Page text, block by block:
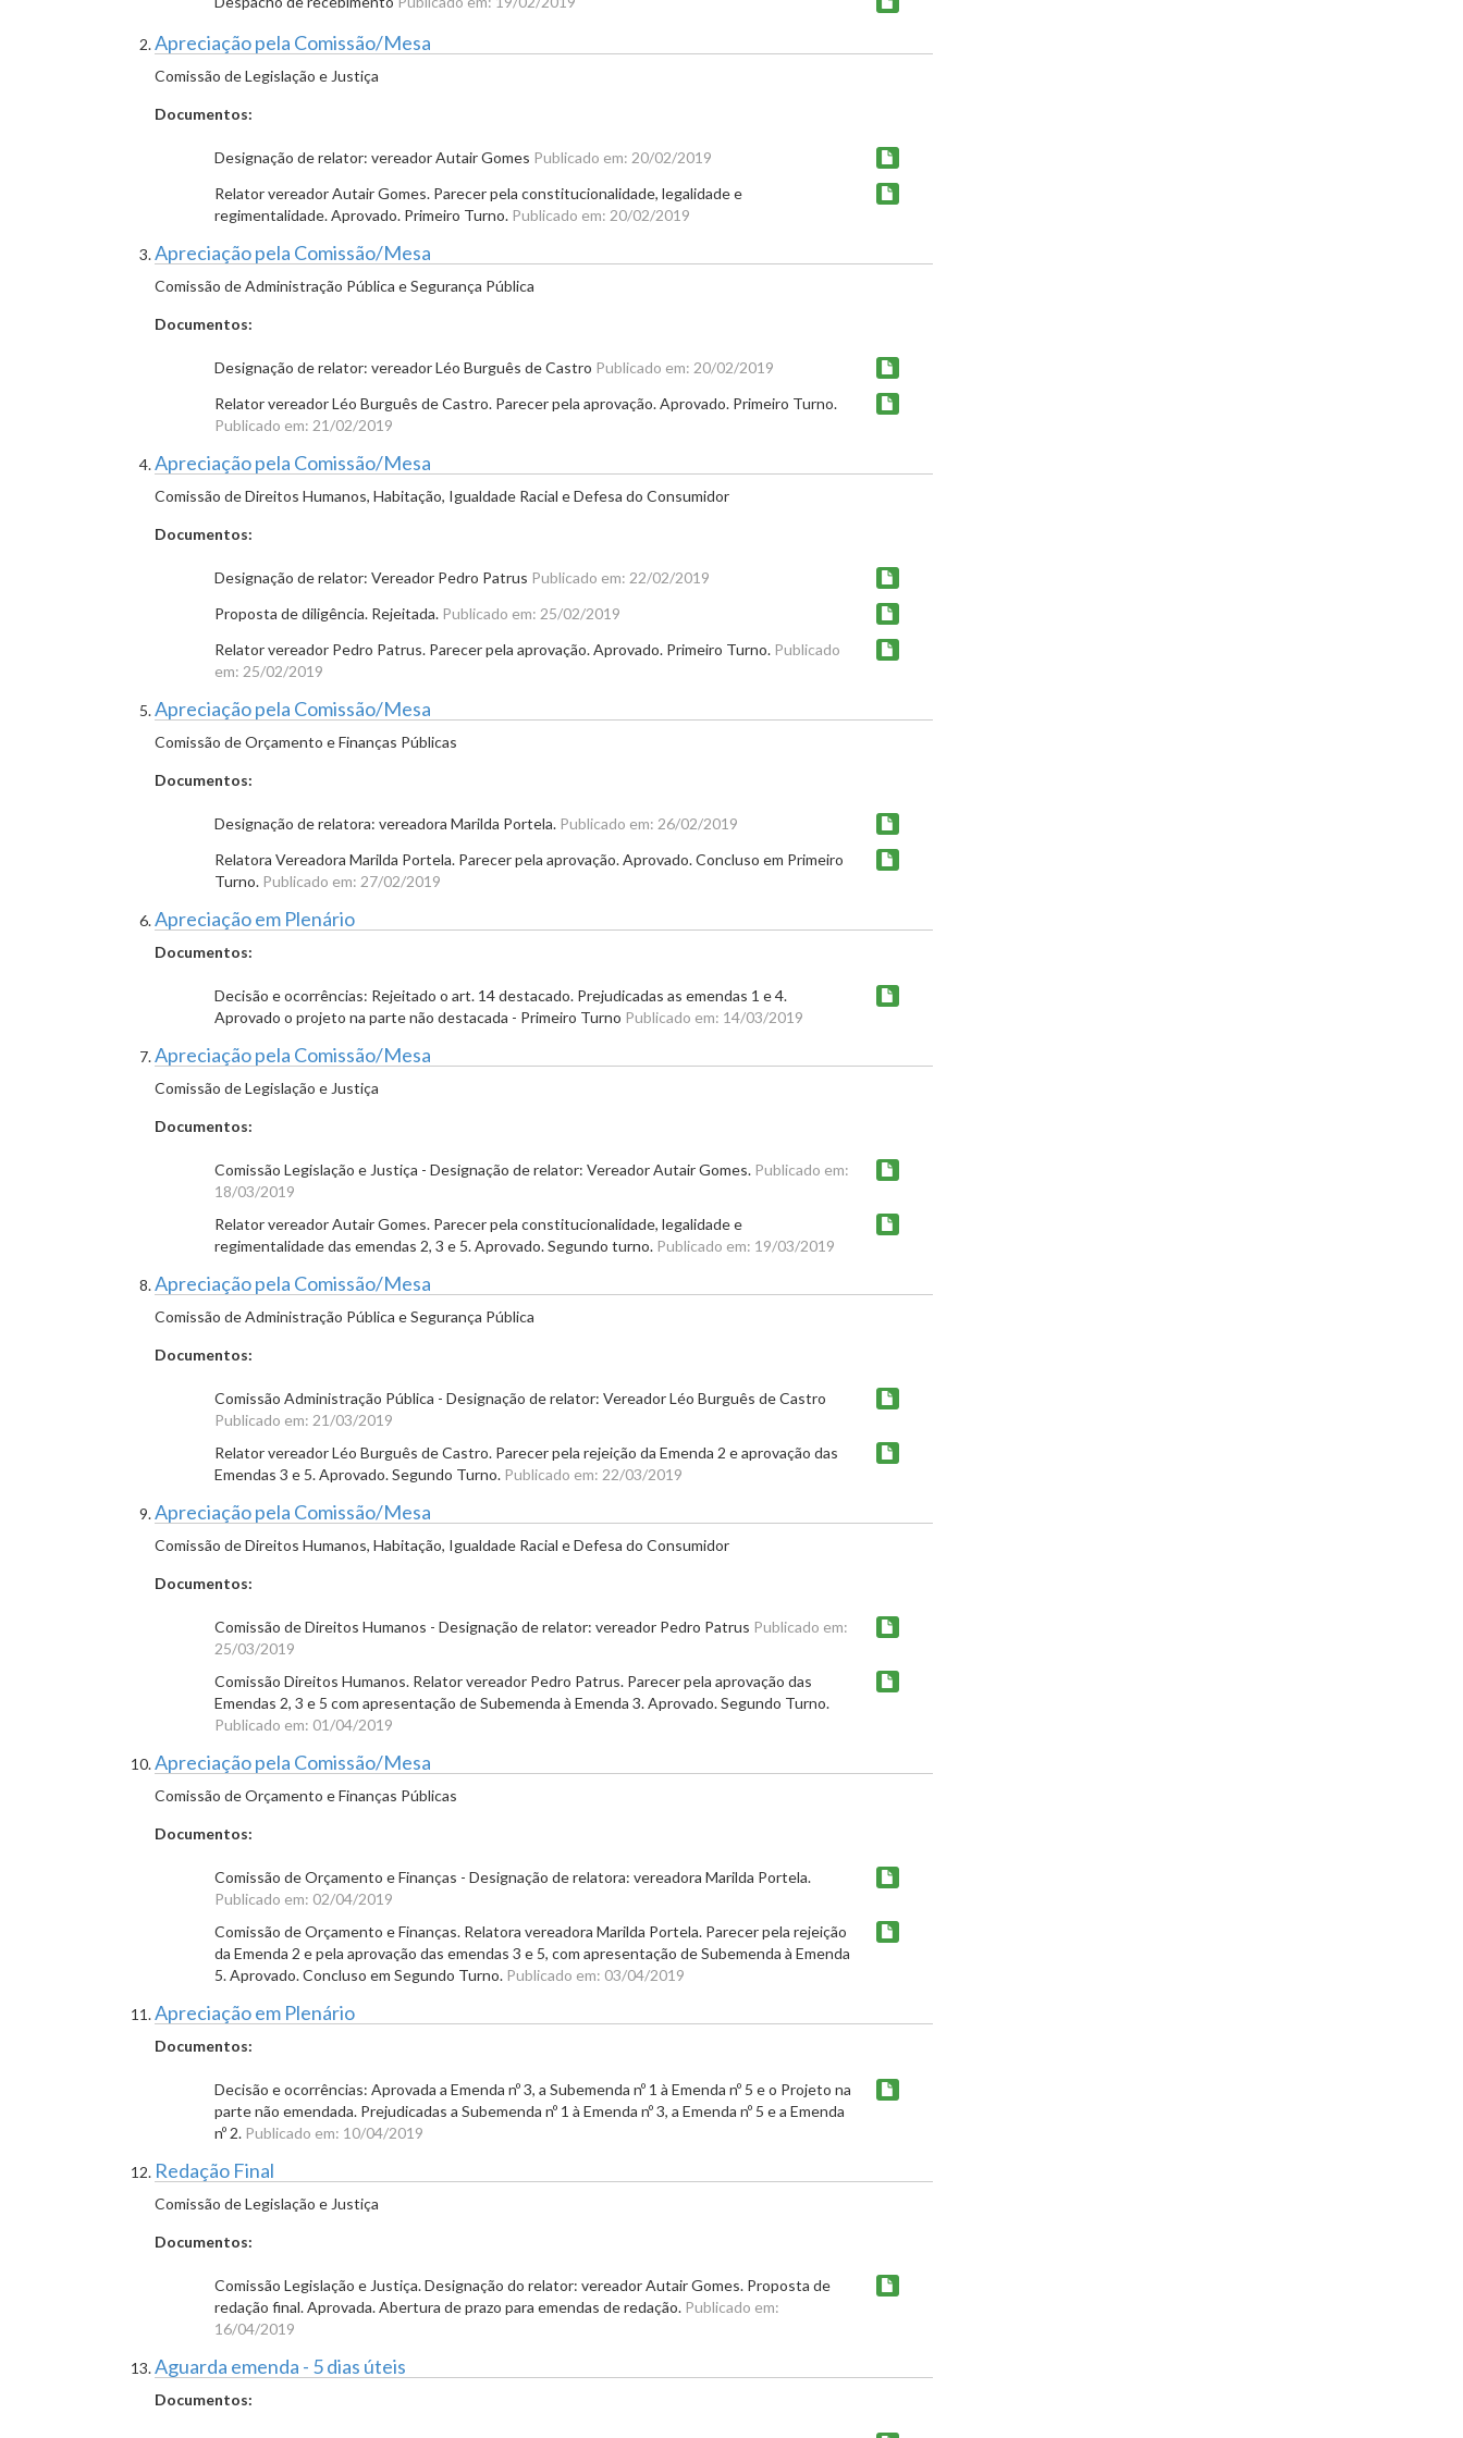
Apreciação pela Comissão/Mesa
Comissão de Legislação e Justiça
Documentos:
Designação de relator: vereador Autair Gomes Publicado em: 20/02/2019
Relator vereador Autair Gomes. Parecer pela constitucionalidade, legalidade e
regimentalidade. Aprovado. Primeiro Turno. Publicado em: 20/02/2019
Apreciação pela Comissão/Mesa
Comissão de Administração Pública e Segurança Pública
Documentos:
Designação de relator: vereador Léo Burguês de Castro Publicado em: 20/02/2019
Relator vereador Léo Burguês de Castro. Parecer pela aprovação. Aprovado. Primeiro Turno.
Publicado em: 21/02/2019
Apreciação pela Comissão/Mesa
Comissão de Direitos Humanos, Habitação, Igualdade Racial e Defesa do Consumidor
Documentos:
Designação de relator: Vereador Pedro Patrus Publicado em: 22/02/2019
Proposta de diligência. Rejeitada. Publicado em: 25/02/2019
Relator vereador Pedro Patrus. Parecer pela aprovação. Aprovado. Primeiro Turno. Publicado
em: 25/02/2019
Apreciação pela Comissão/Mesa
Comissão de Orçamento e Finanças Públicas
Documentos:
Designação de relatora: vereadora Marilda Portela. Publicado em: 26/02/2019
Relatora Vereadora Marilda Portela. Parecer pela aprovação. Aprovado. Concluso em Primeiro
Turno. Publicado em: 27/02/2019
Apreciação em Plenário
Documentos:
Decisão e ocorrências: Rejeitado o art. 14 destacado. Prejudicadas as emendas 1 e 4.
Aprovado o projeto na parte não destacada - Primeiro Turno Publicado em: 14/03/2019
Apreciação pela Comissão/Mesa
Comissão de Legislação e Justiça
Documentos:
Comissão Legislação e Justiça - Designação de relator: Vereador Autair Gomes. Publicado em:
18/03/2019
Relator vereador Autair Gomes. Parecer pela constitucionalidade, legalidade e
regimentalidade das emendas 2, 3 e 5. Aprovado. Segundo turno. Publicado em: 19/03/2019
Apreciação pela Comissão/Mesa
Comissão de Administração Pública e Segurança Pública
Documentos:
Comissão Administração Pública - Designação de relator: Vereador Léo Burguês de Castro
Publicado em: 21/03/2019
Relator vereador Léo Burguês de Castro. Parecer pela rejeição da Emenda 2 e aprovação das
Emendas 3 e 5. Aprovado. Segundo Turno. Publicado em: 22/03/2019
Apreciação pela Comissão/Mesa
Comissão de Direitos Humanos, Habitação, Igualdade Racial e Defesa do Consumidor
Documentos:
Comissão de Direitos Humanos - Designação de relator: vereador Pedro Patrus Publicado em:
25/03/2019
Comissão Direitos Humanos. Relator vereador Pedro Patrus. Parecer pela aprovação das
Emendas 2, 3 e 5 com apresentação de Subemenda à Emenda 3. Aprovado. Segundo Turno.
Publicado em: 01/04/2019
Apreciação pela Comissão/Mesa
Comissão de Orçamento e Finanças Públicas
Documentos:
Comissão de Orçamento e Finanças - Designação de relatora: vereadora Marilda Portela.
Publicado em: 02/04/2019
Comissão de Orçamento e Finanças. Relatora vereadora Marilda Portela. Parecer pela rejeição
da Emenda 2 e pela aprovação das emendas 3 e 5, com apresentação de Subemenda à Emenda
5. Aprovado. Concluso em Segundo Turno. Publicado em: 03/04/2019
Apreciação em Plenário
Documentos:
Decisão e ocorrências: Aprovada a Emenda nº 3, a Subemenda nº 1 à Emenda nº 5 e o Projeto na
parte não emendada. Prejudicadas a Subemenda nº 1 à Emenda nº 3, a Emenda nº 5 e a Emenda
nº 2. Publicado em: 10/04/2019
Redação Final
Comissão de Legislação e Justiça
Documentos:
Comissão Legislação e Justiça. Designação do relator: vereador Autair Gomes. Proposta de
redação final. Aprovada. Abertura de prazo para emendas de redação. Publicado em:
16/04/2019
Aguarda emenda - 5 dias úteis
Documentos: